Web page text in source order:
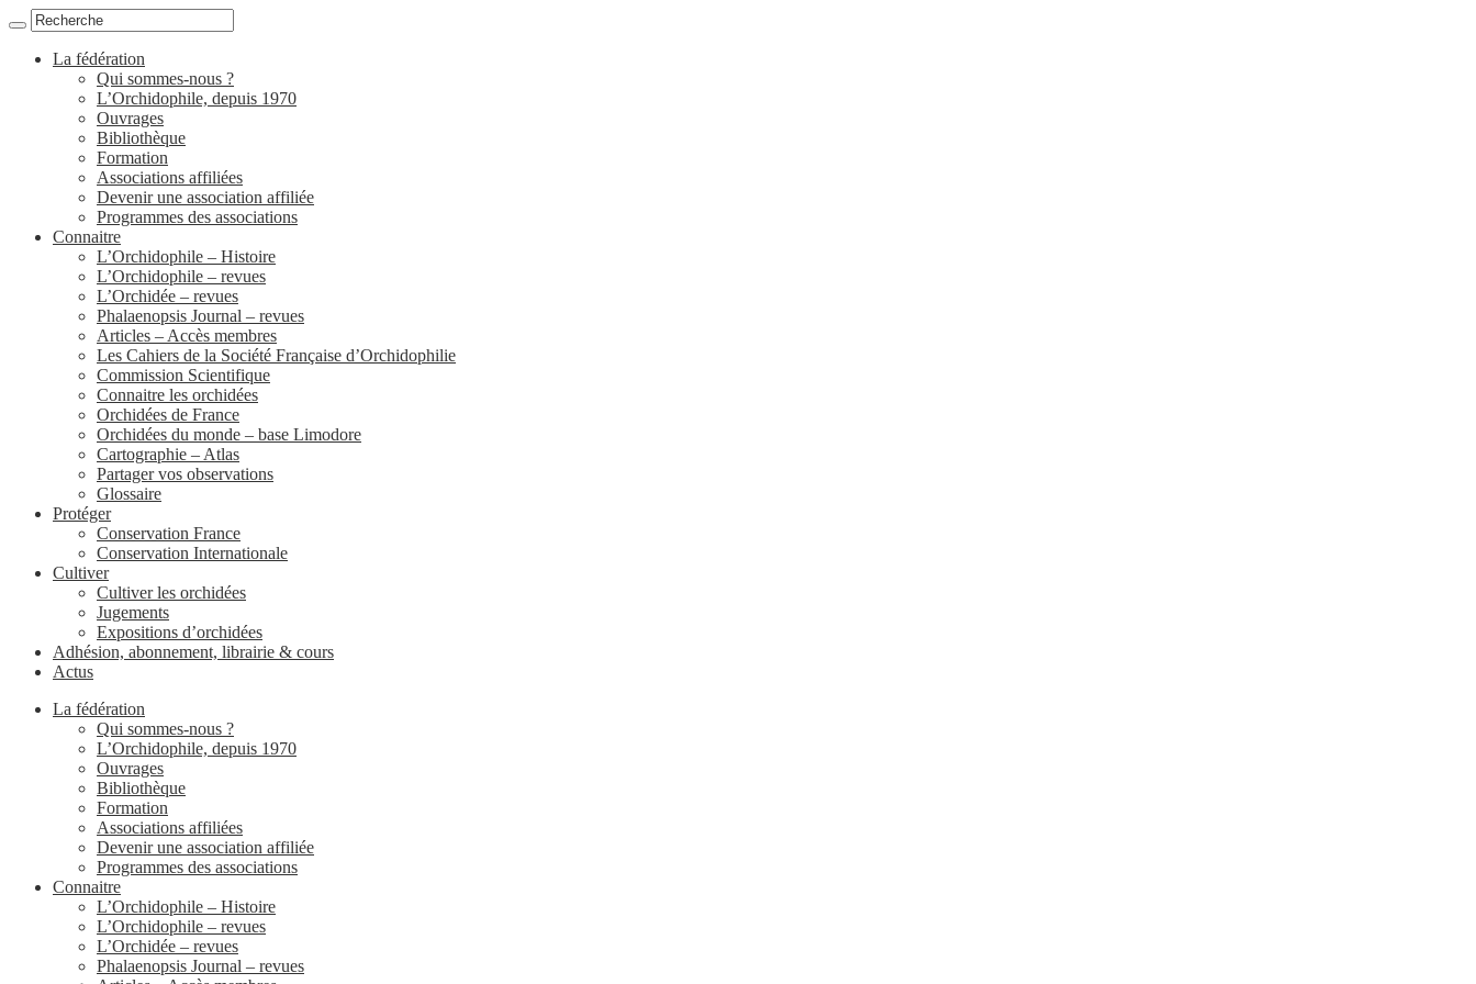
La fédération
Qui sommes-nous ?
L’Orchidophile, depuis 1970
Ouvrages
Bibliothèque
Formation
Associations affiliées
Devenir une association affiliée
Programmes des associations
Connaitre
L’Orchidophile – Histoire
L’Orchidophile – revues
L’Orchidée – revues
Phalaenopsis Journal – revues
Articles – Accès membres
Les Cahiers de la Société Française d’Orchidophilie
Commission Scientifique
Connaitre les orchidées
Orchidées de France
Orchidées du monde – base Limodore
Cartographie – Atlas
Partager vos observations
Glossaire
Protéger
Conservation France
Conservation Internationale
Cultiver
Cultiver les orchidées
Jugements
Expositions d’orchidées
Adhésion, abonnement, librairie & cours
Actus
La fédération
Qui sommes-nous ?
L’Orchidophile, depuis 1970
Ouvrages
Bibliothèque
Formation
Associations affiliées
Devenir une association affiliée
Programmes des associations
Connaitre
L’Orchidophile – Histoire
L’Orchidophile – revues
L’Orchidée – revues
Phalaenopsis Journal – revues